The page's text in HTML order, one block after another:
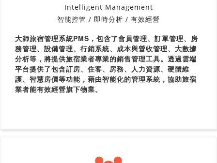
Intelligent Management
智能控管 / 即時分析 / 有效經營
大師旅宿管理系統PMS，包含了會員管理、訂單管理、房
務管理、設備管理、行銷系統、成本與營收管理、大數據
分析等，將提供旅宿業者專業的銷售管理工具。透過雲端
平台提供了包含訂房、住客、房務、人力資源、硬體維
護、智慧房價等功能，藉由智能化的管理系統，協助旅宿
業者能有效經營旗下物業。